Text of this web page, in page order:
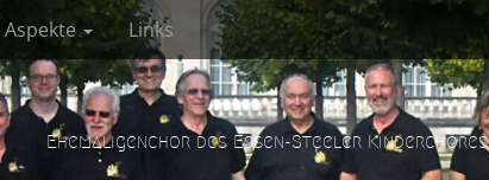
Aspekte Links
Ehemaligenchor des Essen-Steeler Kinderchores